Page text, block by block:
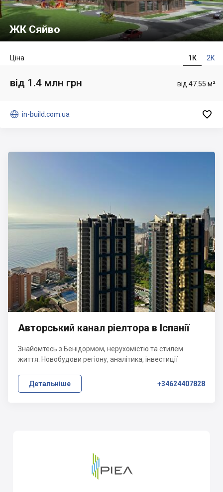
ЖК Сяйво
1К 2К
Ціна
від 47.55 м²
від 1.4 млн грн
 in-build.com.ua 
Авторський канал ріелтора в Іспанії
Знайомтесь з Бенідормом, нерухомістю та стилем
життя. Новобудови регіону, аналітика, інвестиції
Детальніше +34624407828